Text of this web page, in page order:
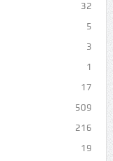
32
5
3
1
17
509
216
19